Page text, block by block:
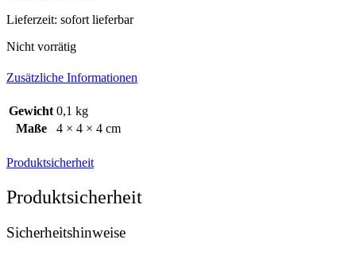
Lieferzeit: sofort lieferbar
Nicht vorrätig
Zusätzliche Informationen
Gewicht 0,1 kg
Maße
4 × 4 × 4 cm
Produktsicherheit
Produktsicherheit
Sicherheitshinweise